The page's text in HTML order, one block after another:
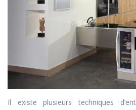
Il existe plusieurs techniques